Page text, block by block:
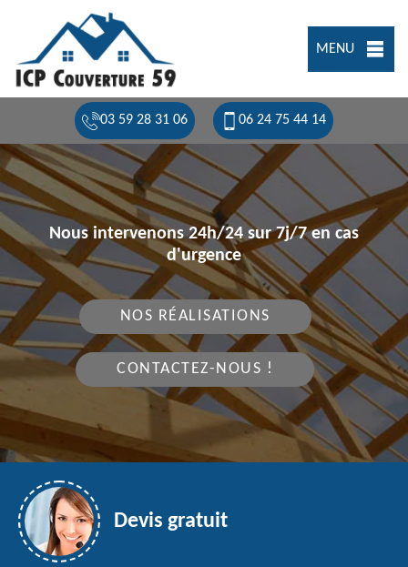
MENU
03 59 28 31 06 06 24 75 44 14
Nous intervenons 24h/24 sur 7j/7 en cas
d'urgence
NOS RÉALISATIONS
CONTACTEZ-NOUS !
Devis gratuit